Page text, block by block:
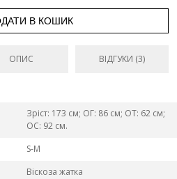
В КОШИК
ОПИС ВІДГУКИ (3)
Зріст: 173 см; ОГ: 86 см; ОТ: 62 см;
ОС: 92 см.
S-M
Віскоза жатка